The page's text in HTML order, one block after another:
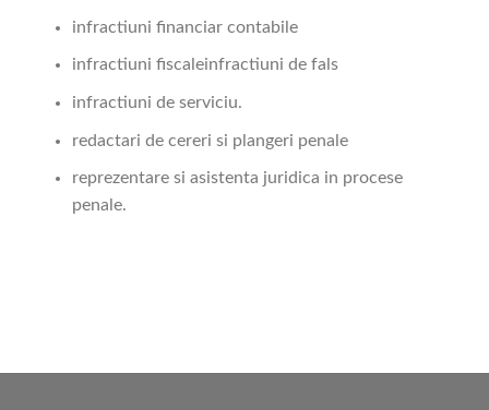
infractiuni financiar contabile
infractiuni fiscaleinfractiuni de fals
infractiuni de serviciu.
redactari de cereri si plangeri penale
reprezentare si asistenta juridica in procese
penale.